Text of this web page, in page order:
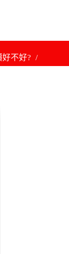
不好?